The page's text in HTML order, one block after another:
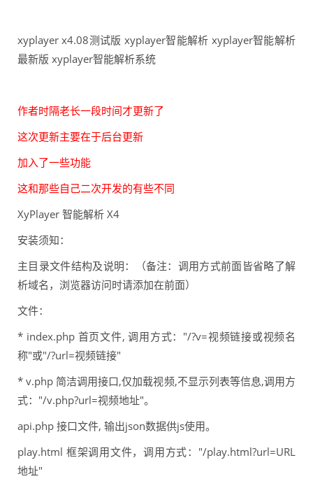
xyplayer x4.08测试版 xyplayer智能解析 xyplayer智能解析
最新版 xyplayer智能解析系统
作者时隔老长一段时间才更新了
这次更新主要在于后台更新
加入了一些功能
这和那些自己二次开发的有些不同
XyPlayer 智能解析 X4
安装须知：
主目录文件结构及说明：（备注：调用方式前面皆省略了解
析域名，浏览器访问时请添加在前面）
文件：
* index.php 首页文件, 调用方式："/?v=视频链接或视频名
称"或"/?url=视频链接"
* v.php 简洁调用接口,仅加载视频,不显示列表等信息,调用方
式："/v.php?url=视频地址"。
api.php 接口文件, 输出json数据供js使用。
play.html 框架调用文件，调用方式："/play.html?url=URL
地址"